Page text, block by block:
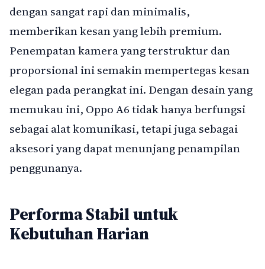
dengan sangat rapi dan minimalis,
memberikan kesan yang lebih premium.
Penempatan kamera yang terstruktur dan
proporsional ini semakin mempertegas kesan
elegan pada perangkat ini. Dengan desain yang
memukau ini, Oppo A6 tidak hanya berfungsi
sebagai alat komunikasi, tetapi juga sebagai
aksesori yang dapat menunjang penampilan
penggunanya.
Performa Stabil untuk
Kebutuhan Harian